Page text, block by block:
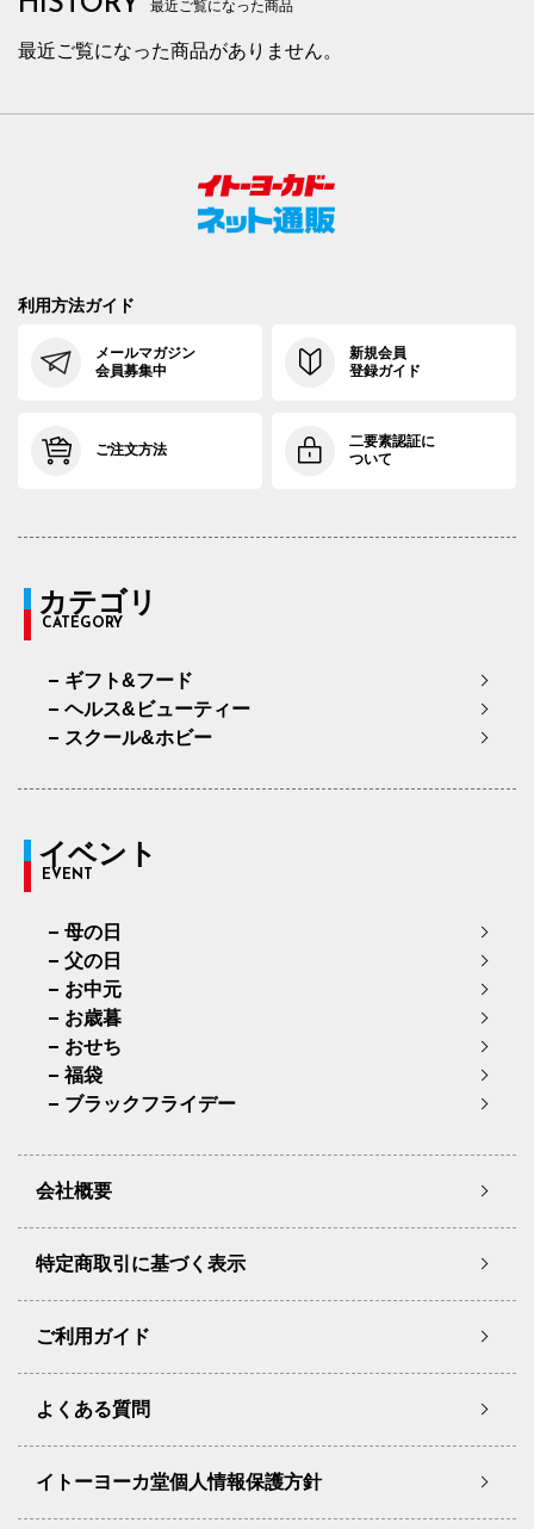
最近ご覧になった商品
最近ご覧になった商品がありません。
利用方法ガイド
メールマガジン
会員募集中
新規会員
登録ガイド
ご注文方法
二要素認証に
ついて
カテゴリ
CATEGORY
ギフト&フード
ヘルス&ビューティー
スクール&ホビー
イベント
EVENT
母の日
父の日
お中元
お歳暮
おせち
福袋
ブラックフライデー
会社概要
特定商取引に基づく表示
ご利用ガイド
よくある質問
イトーヨーカ堂個人情報保護方針